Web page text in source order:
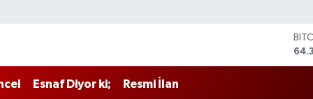
Esnaf Diyor ki; Resmi İlan